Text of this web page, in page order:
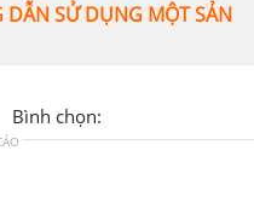
SỬ DỤNG MỘT SẢN
Bình chọn: